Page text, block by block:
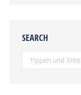
SEARCH
Search: